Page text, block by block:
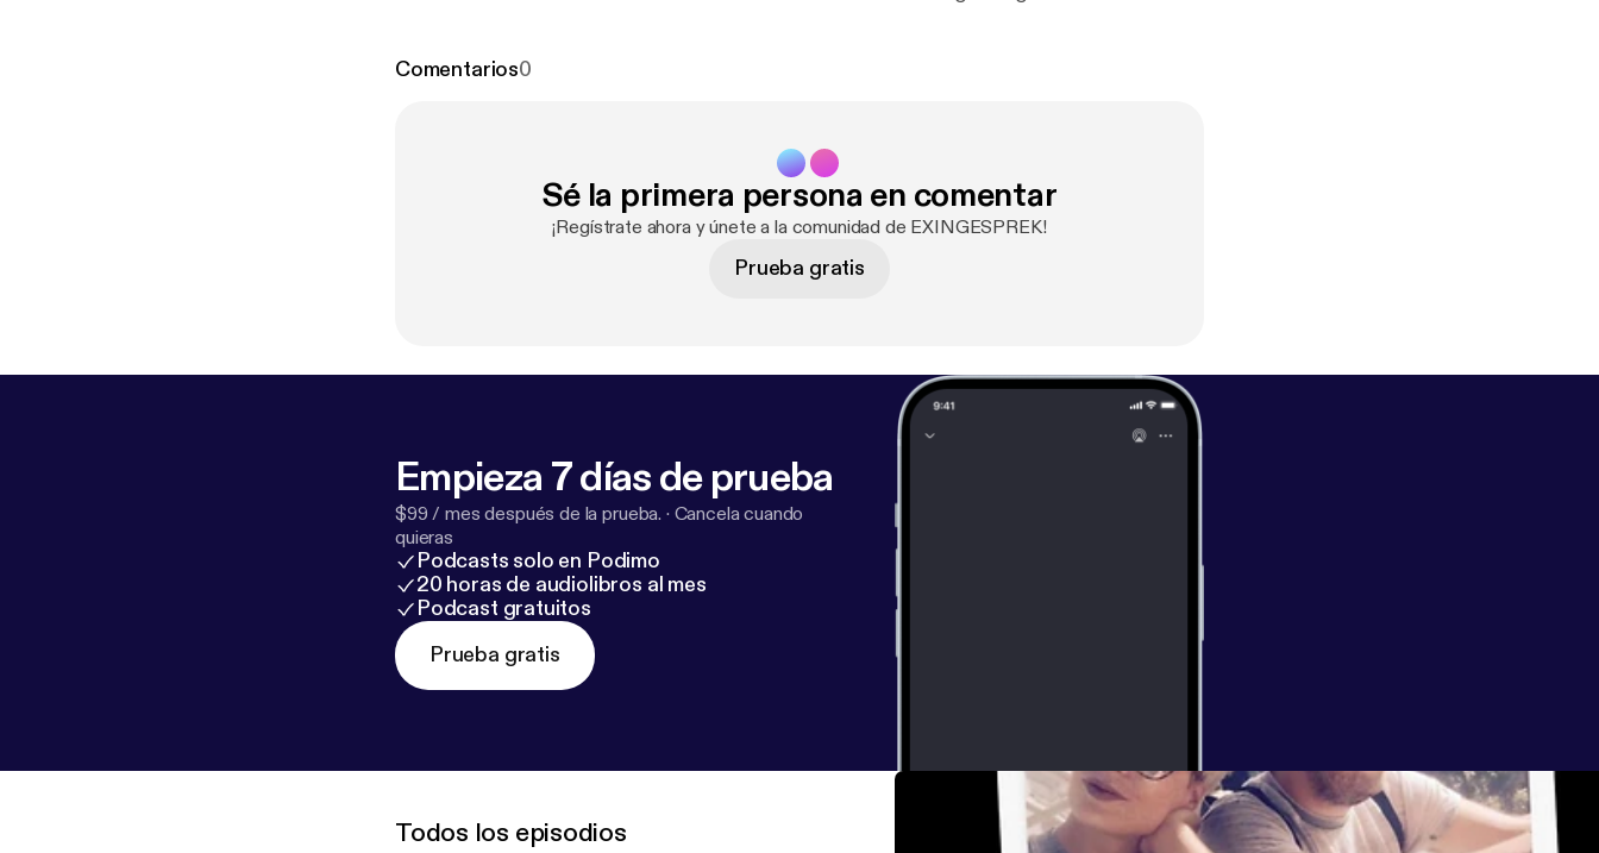
Comentarios0
Sé la primera persona en comentar
¡Regístrate ahora y únete a la comunidad de EXINGESPREK!
Prueba gratis
Empieza 7 días de prueba
$99 / mes después de la prueba. · Cancela cuando
quieras
Podcasts solo en Podimo
20 horas de audiolibros al mes
Podcast gratuitos
Prueba gratis
Todos los episodios